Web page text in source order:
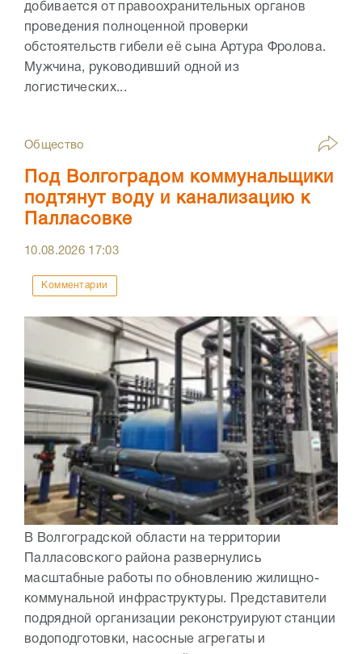
добивается от правоохранительных органов
проведения полноценной проверки
обстоятельств гибели её сына Артура Фролова.
Мужчина, руководивший одной из
логистических...
Общество
Под Волгоградом коммунальщики
подтянут воду и канализацию к
Палласовке
10.08.2026 17:03
Комментарии
В Волгоградской области на территории
Палласовского района развернулись
масштабные работы по обновлению жилищно-
коммунальной инфраструктуры. Представители
подрядной организации реконструируют станции
водоподготовки, насосные агрегаты и